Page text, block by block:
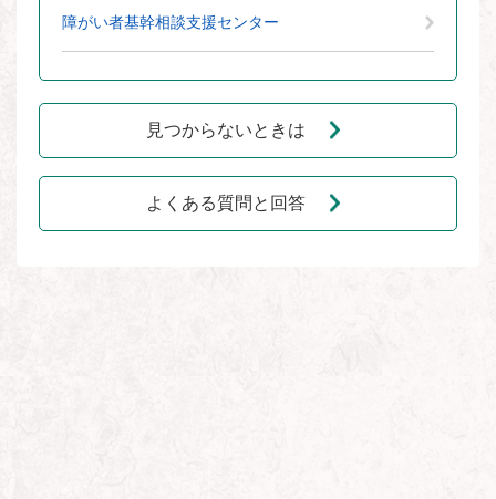
障がい者基幹相談支援センター
見つからないときは
よくある質問と回答